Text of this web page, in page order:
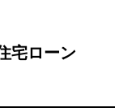
宅ローン